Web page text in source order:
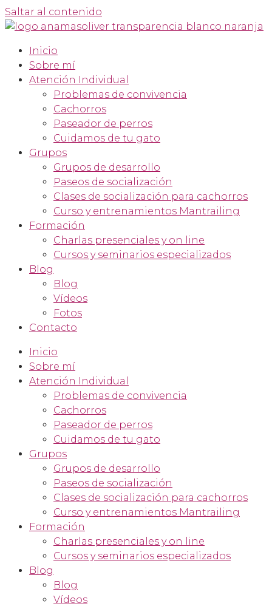
Saltar al contenido
Inicio
Sobre mí
Atención Individual
Problemas de convivencia
Cachorros
Paseador de perros
Cuidamos de tu gato
Grupos
Grupos de desarrollo
Paseos de socialización
Clases de socialización para cachorros
Curso y entrenamientos Mantrailing
Formación
Charlas presenciales y on line
Cursos y seminarios especializados
Blog
Blog
Vídeos
Fotos
Contacto
Inicio
Sobre mí
Atención Individual
Problemas de convivencia
Cachorros
Paseador de perros
Cuidamos de tu gato
Grupos
Grupos de desarrollo
Paseos de socialización
Clases de socialización para cachorros
Curso y entrenamientos Mantrailing
Formación
Charlas presenciales y on line
Cursos y seminarios especializados
Blog
Blog
Vídeos